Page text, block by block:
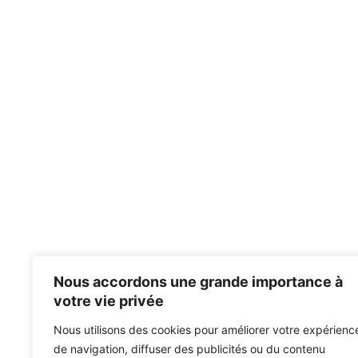
Nous accordons une grande importance à
votre vie privée
Nous utilisons des cookies pour améliorer votre
de navigation, diffuser des publicités ou du contenu